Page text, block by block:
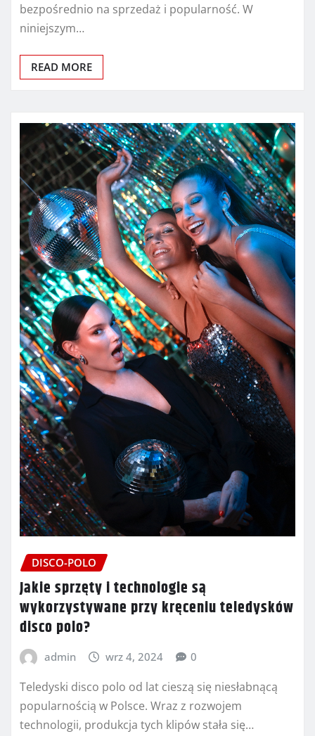
bezpośrednio na sprzedaż i popularność. W
niniejszym…
READ MORE
DISCO-POLO
Jakie sprzęty i technologie są
wykorzystywane przy kręceniu teledysków
disco polo?
admin wrz 4, 2024 0
Teledyski disco polo od lat cieszą się niesłabnącą
popularnością w Polsce. Wraz z rozwojem
technologii, produkcja tych klipów stała się…